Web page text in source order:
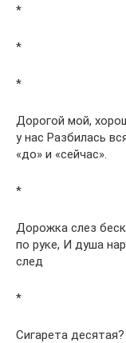
*
*
*
Дорогой мой,
у нас Разбилась
«до» и «сейчас».
*
Дорожка слез
по руке, И душа
след
*
Сигарета